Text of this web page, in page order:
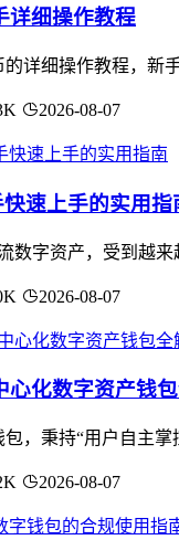
详细操作教程
详细操作教程，新
2026-08-07
速上手的实用指
数字资产，受到越
2026-08-07
心化数字资产钱
，秉持“用户自主
2026-08-07